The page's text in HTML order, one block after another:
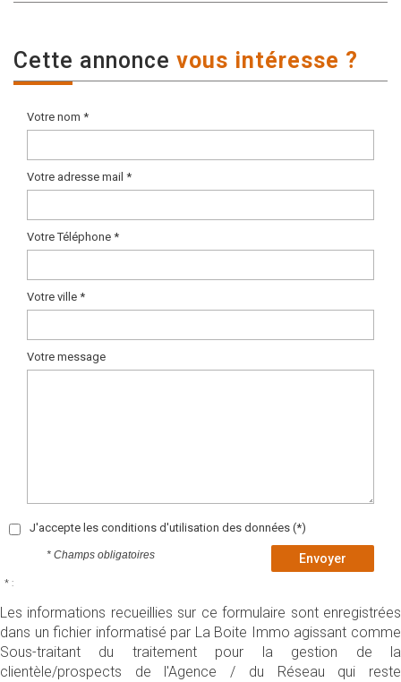
cette annonce vous intéresse ?
Votre nom *
Votre adresse mail *
Votre Téléphone *
Votre ville *
Votre message
J'accepte les conditions d'utilisation des données (*)
Envoyer
* Champs obligatoires
* :
Les informations recueillies sur ce formulaire sont enregistrées
dans un fichier informatisé par La Boite Immo agissant comme
Sous-traitant du traitement pour la gestion de la
clientèle/prospects de l'Agence / du Réseau qui reste